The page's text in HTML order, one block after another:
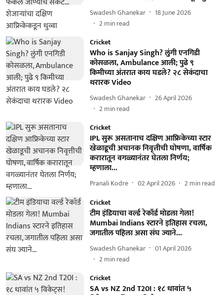
Swadesh Ghanekar
18 June 2026
2min read
Cricket
Who is Sanjay Singh? लुंगी एनगिडी
कोसळला, Ambulance आली; पुढे ९
किमीच्या अंतरात काय घडले? २८ सेकंदाचा
थरारक Video
Swadesh Ghanekar
26 April 2026
2min read
Cricket
IPL सुरू असतानाच दक्षिण आफ्रिकेच्या स्टार
खेळाडूची अचानक निवृत्तीची घोषणा, वार्षिक
करारातून वगळ्यानंतर घेतला निर्णय;
म्हणाला...
Pranali Kodre 02 April 2026 2min read
Cricket
टीम इंडियाचा वर्ल्ड रेकॉर्ड मोडला गेला!
Mumbai Indians स्टारने इतिहास रचला,
जगातील पहिला असा संघ ज्याने...
Swadesh Ghanekar
01 April 2026
2min read
Cricket
SA vs NZ 2nd T20I : १८ धावांत ५